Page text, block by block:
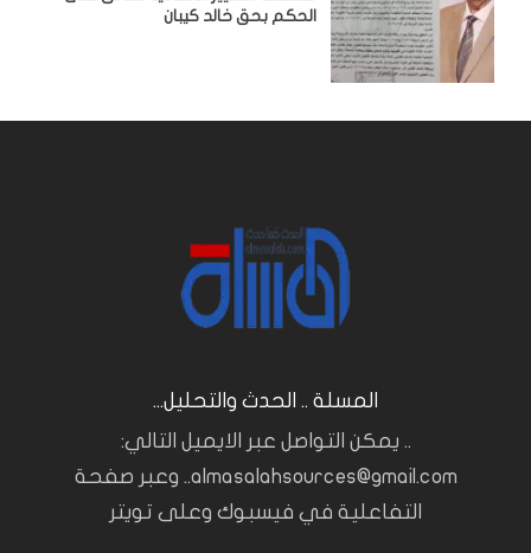
الحكم بحق خالد كيبان
المسلة .. الحدث والتحليل...
.. يمكن التواصل عبر الايميل التالي:
almasalahsources@gmail.com.. وعبر صفحة
التفاعلية في فيسبوك وعلى تويتر